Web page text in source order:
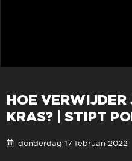
HOE VERWIJDER
KRAS? | STIPT
donderdag 17 februari